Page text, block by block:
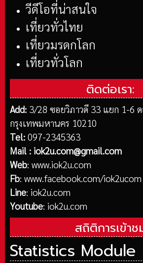
วีดีโอที่น่าสนใจ
เที่ยวทั่วไทย
เที่ยวมรดกโลก
เที่ยวทั่วโลก
ติดต่อเรา:
Add: 3/28 ซอยวิภาวดี 33 แยก 1-6
กรุงเทพมหานคร 10210
Tel: 097-2345363
Mail : iok2u.com@gmail.com
Web: www.iok2u.com
Fb: www.facebook.com/iok2ucom
Line: iok2u.com
Youtube: iok2u.com
สถิติการเข้าช
Statistics Module